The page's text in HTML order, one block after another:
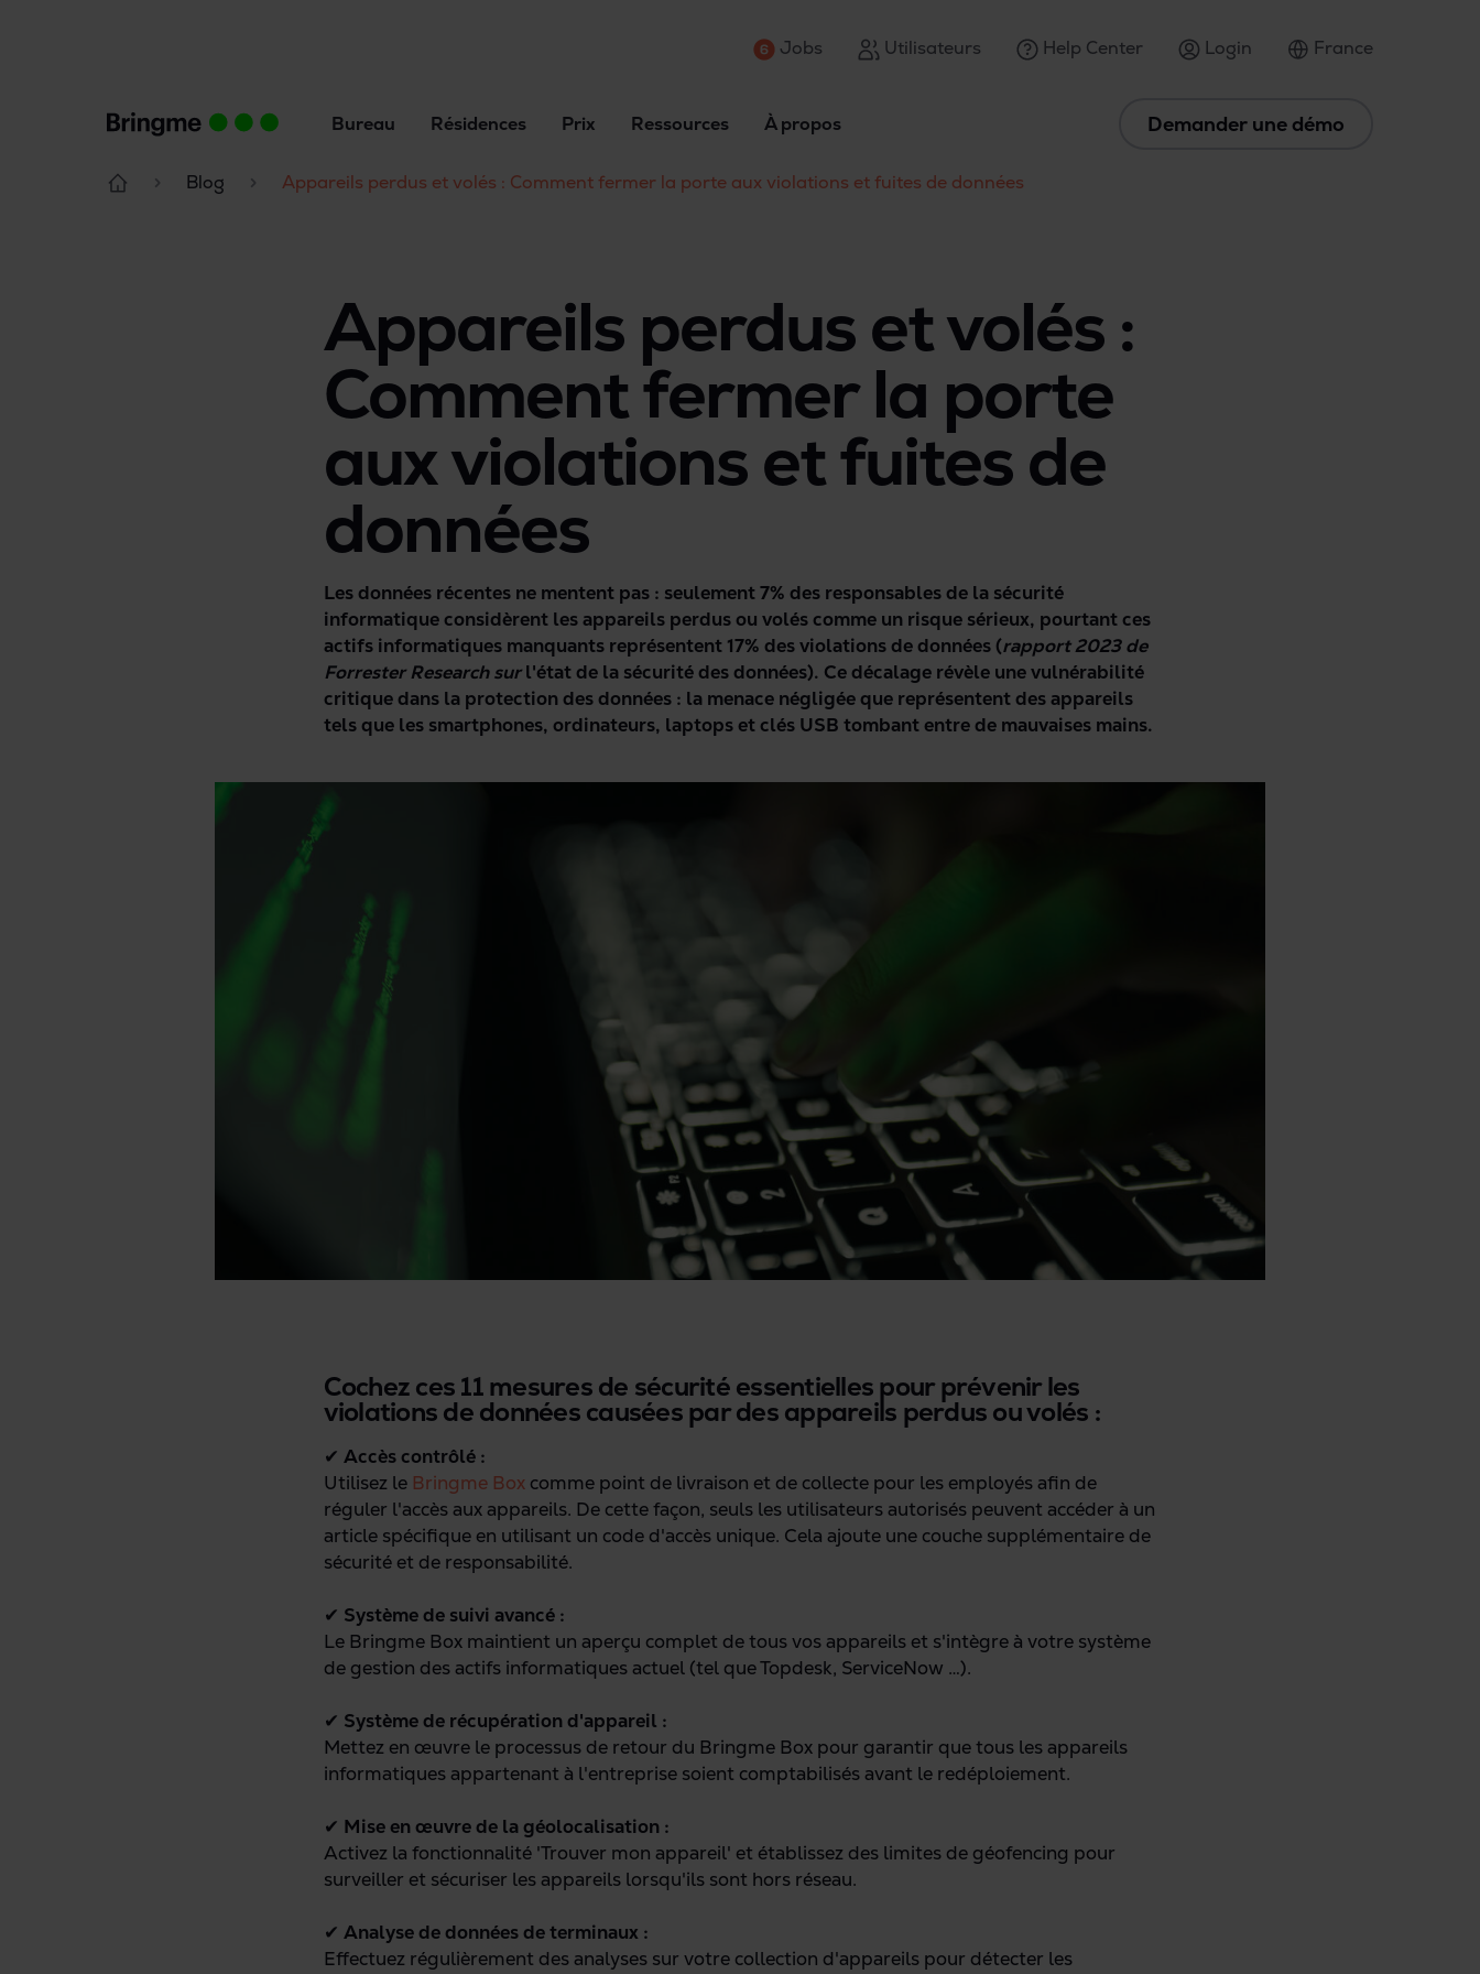
Jobs Utilisateurs Help Center Login France
Bureau Résidences Prix Ressources À propos Demander une démo
Blog Appareils perdus et volés : Comment fermer la porte aux violations et fuites de données
Appareils perdus et volés :
Comment fermer la porte
aux violations et fuites de
données
Les données récentes ne mentent pas : seulement 7% des responsables de la sécurité
informatique considèrent les appareils perdus ou volés comme un risque sérieux, pourtant ces
actifs informatiques manquants représentent 17% des violations de données (rapport 2023 de
Forrester Research surl'état de la sécurité des données). Ce décalage révèle une vulnérabilité
critique dans la protection des données : la menace négligée que représentent des appareils
tels que les smartphones, ordinateurs, laptops et clés USB tombant entre de mauvaises mains.
Cochez ces 11 mesures de sécurité essentielles pour prévenir les
violations de données causées par des appareils perdus ou volés :
✔ Accèscontrôlé:
Utilisez le Bringme Boxcomme point de livraison et de collecte pour les employés afin de
réguler l'accès aux appareils. De cette façon, seuls les utilisateurs autorisés peuvent accéder à un
article spécifique en utilisant un code d'accès unique. Cela ajoute une couche supplémentaire de
sécurité et de responsabilité.
✔ Système de suivi avancé:
Le Bringme Box maintient un aperçu complet de tous vos appareils et s'intègre à votre système
de gestion des actifs informatiques actuel (tel que Topdesk, ServiceNow …).
✔ Système de récupération d'appareil :
Mettez en œuvre le processus de retour du Bringme Box pour garantir que tous les appareils
informatiques appartenant à l'entreprise soient comptabilisés avant le redéploiement.
✔ Mise en œuvre de la géolocalisation :
Activez la fonctionnalité 'Trouver mon appareil' et établissez des limites de géofencing pour
surveiller et sécuriser les appareils lorsqu'ils sont hors réseau.
✔ Analyse dedonnéesdeterminaux :
Effectuez régulièrement des analyses sur votre collection d'appareils pour détecter les